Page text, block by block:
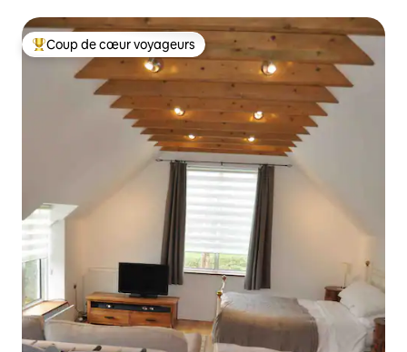
Coups de cœur voyageurs les plus appréciés
Coup de cœur voyageurs